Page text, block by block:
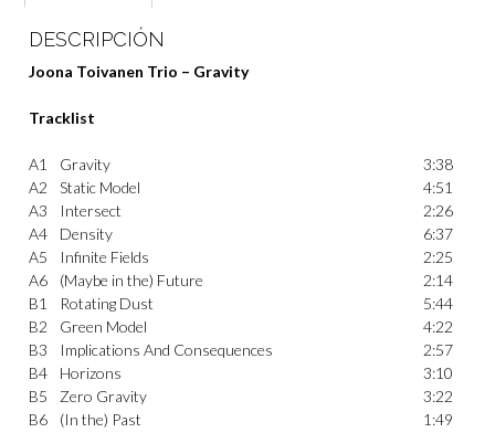
DESCRIPCIÓN
Joona Toivanen Trio – Gravity
Tracklist
A1 Gravity
3:38
A2
Static Model
4:51
A3
Intersect
2:26
A4
Density
6:37
A5
Infinite Fields
2:25
A6
(Maybe in the) Future
2:14
B1
Rotating Dust
5:44
B2
Green Model
4:22
B3
Implications And Consequences
2:57
B4
Horizons
3:10
B5
Zero Gravity
3:22
B6
(In the) Past 1:49